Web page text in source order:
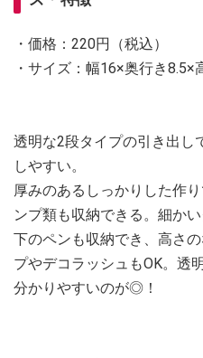
・価格：220円（税込）
・サイズ：幅16×奥行き8.5×
透明な2段タイプの引き出し
しやすい。
厚みのあるしっかりした作
ンプ類も収納できる。細か
下のペンも収納でき、高さ
プやデコラッシュもOK。透
分かりやすいのが◎！